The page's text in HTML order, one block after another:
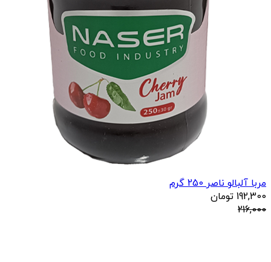
مربا آلبالو ناصر 250 گرم
192,300 تومان
216,000